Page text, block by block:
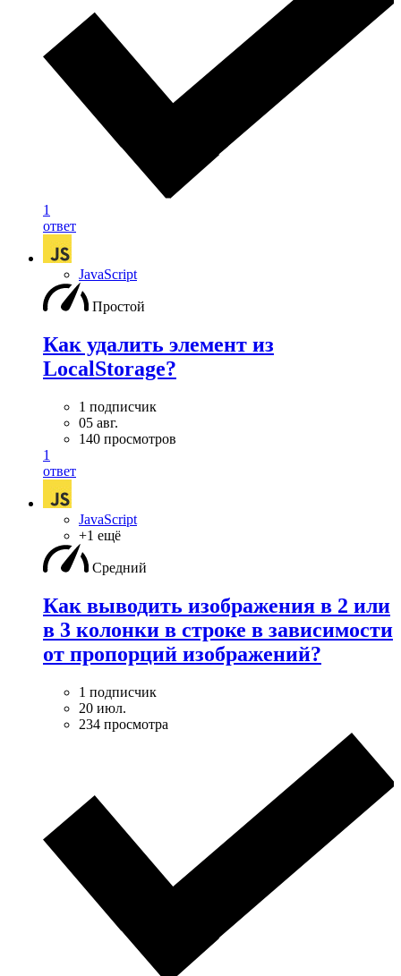
1
ответ
JavaScript
Простой
Как удалить элемент из
LocalStorage?
1 подписчик
05 авг.
140 просмотров
1
ответ
JavaScript
+1 ещё
Средний
Как выводить изображения в 2 или
в 3 колонки в строке в зависимости
от пропорций изображений?
1 подписчик
20 июл.
234 просмотра